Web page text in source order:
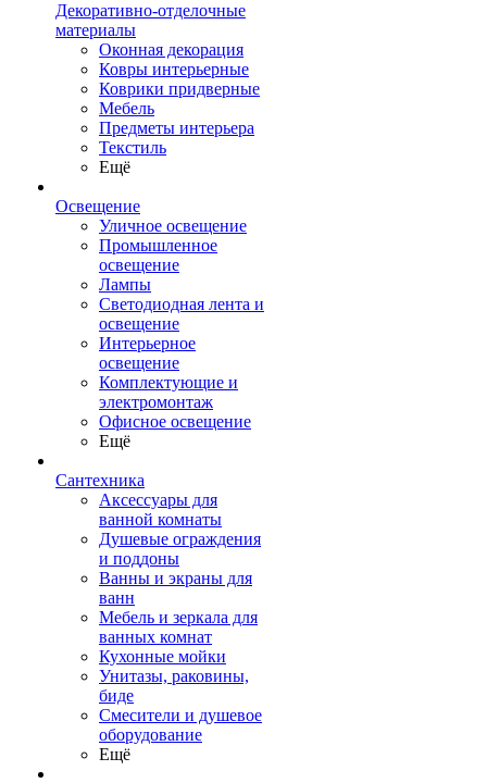
Декоративно-отделочные
материалы
Оконная декорация
Ковры интерьерные
Коврики придверные
Мебель
Предметы интерьера
Текстиль
Ещё
Освещение
Уличное освещение
Промышленное
освещение
Лампы
Светодиодная лента и
освещение
Интерьерное
освещение
Комплектующие и
электромонтаж
Офисное освещение
Ещё
Сантехника
Аксессуары для
ванной комнаты
Душевые ограждения
и поддоны
Ванны и экраны для
ванн
Мебель и зеркала для
ванных комнат
Кухонные мойки
Унитазы, раковины,
биде
Смесители и душевое
оборудование
Ещё